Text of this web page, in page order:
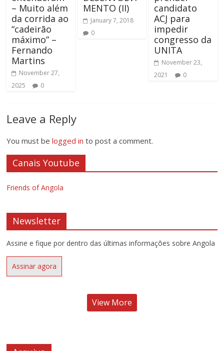
– Muito além
da corrida ao
“cadeirão
máximo” –
Fernando
Martins
November 27,
2025
0
MENTO (II)
January 7, 2018
0
candidato
ACJ para
impedir
congresso da
UNITA
November 23,
2021
0
Leave a Reply
You must belogged in to post a comment.
Canais Youtube
Friends of Angola
Newsletter
Assine e fique por dentro das últimas informações sobre Angola
Assinar agora
View More